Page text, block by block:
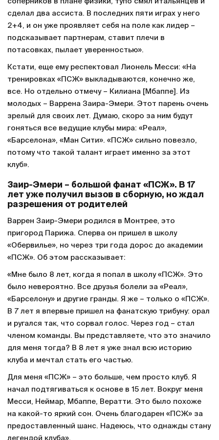
сделал два ассиста. В последних пяти играх у него
2+4, и он уже проявляет себя на поле как лидер –
подсказывает партнерам, ставит плечи в
потасовках, пылает уверенностью».
Кстати, еще ему респектовал Лионель Месси: «На
тренировках «ПСЖ» выкладываются, конечно же,
все. Но отдельно отмечу – Килиана [Мбаппе]. Из
молодых – Варрена Заира-Эмери. Этот парень очень
зрелый для своих лет. Думаю, скоро за ним будут
гоняться все ведущие клубы мира: «Реал»,
«Барселона», «Ман Сити». «ПСЖ» сильно повезло,
потому что такой талант играет именно за этот
клуб».
Заир-Эмери – большой фанат «ПСЖ». В 17
лет уже получил вызов в сборную, но ждал
разрешения от родителей
Варрен Заир-Эмери родился в Монтрее, это
пригород Парижа. Сперва он пришел в школу
«Обервилье», но через три года дорос до академии
«ПСЖ». Об этом рассказывает:
«Мне было 8 лет, когда я попал в школу «ПСЖ». Это
было невероятно. Все друзья болели за «Реал»,
«Барселону» и другие гранды. Я же – только о «ПСЖ».
В 7 лет я впервые пришел на фанатскую трибуну: орал
и ругался так, что сорвал голос. Через год – стал
членом команды. Вы представляете, что это значило
для меня тогда? В 8 лет я уже знал всю историю
клуба и мечтал стать его частью.
Для меня «ПСЖ» – это больше, чем просто клуб. Я
начал подтягиваться к основе в 15 лет. Вокруг меня
Месси, Неймар, Мбаппе, Вератти. Это было похоже
на какой-то яркий сон. Очень благодарен «ПСЖ» за
предоставленный шанс. Надеюсь, что однажды стану
легендой клуба».